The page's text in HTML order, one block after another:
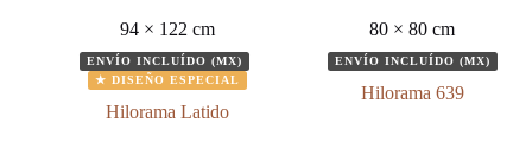
94 × 122 cm
ENVÍO INCLUÍDO (MX)
★ DISEÑO ESPECIAL
Hilorama Latido
80 × 80 cm
ENVÍO INCLUÍDO (MX)
Hilorama 639